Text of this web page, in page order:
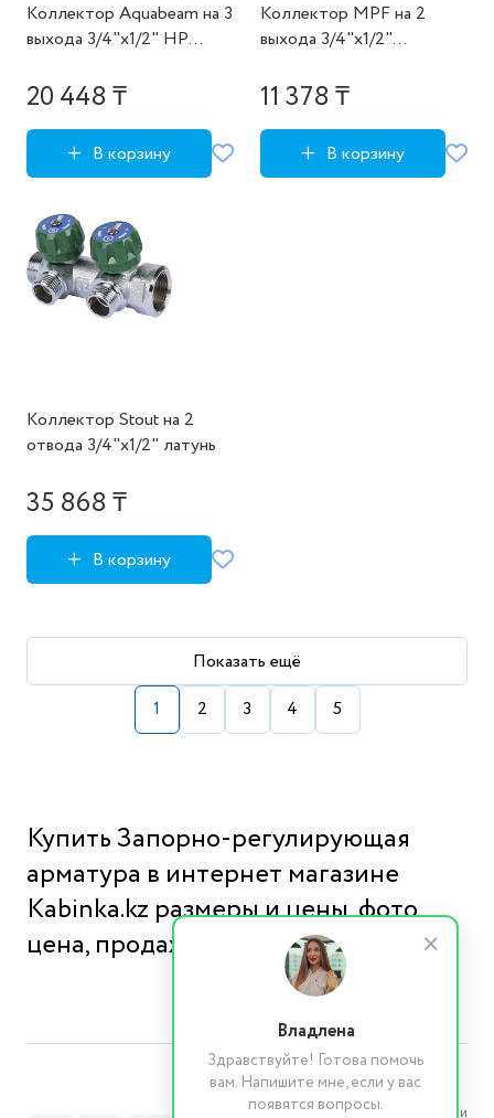
Коллектор Aquabeam на 3
выхода 3/4"x1/2" НР
20 448 ₸
В корзину
Коллектор MPF на 2
выхода 3/4"x1/2"
11 378 ₸
В корзину
Коллектор Stout на 2
отвода 3/4"x1/2" латунь
35 868 ₸
В корзину
Показать ещё
1
2 3 4 5
Купить Запорно-регулирующая
арматура в интернет магазине
Kabinka.kz размеры и цены, фото,
цена, продажа
Реквизиты компании
Владлена
Здравствуйте! Готова помочь
вам. Напишите мне, если у вас
появятся вопросы.